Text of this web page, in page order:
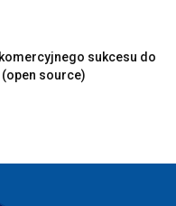
sukcesu do
source)